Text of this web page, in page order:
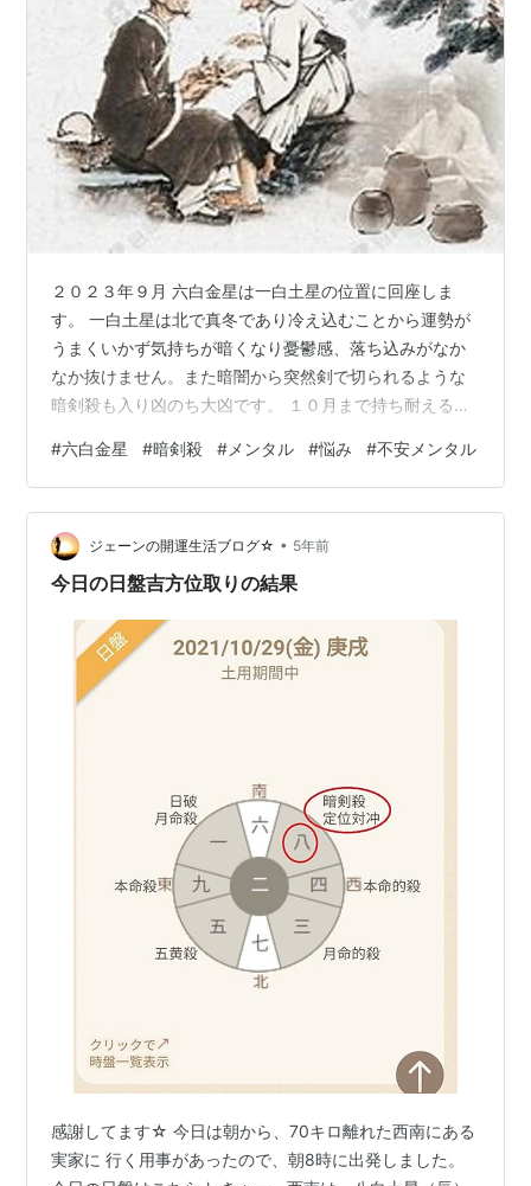
２０２３年９月 六白金星は一白土星の位置に回座しま
す。 一白土星は北で真冬であり冷え込むことから運勢が
うまくいかず気持ちが暗くなり憂鬱感、落ち込みがなか
なか抜けません。また暗闇から突然剣で切られるような
暗剣殺も入り凶のち大凶です。 １０月まで持ち耐えるた
こで六白金星の人たちが少しでも精神的に楽になれるよ
うな漢方薬を紹介していきます。①逍遥散 まじめで親分
肌の六白金星さんは自分の計画した通り、段取りがうま
くいかないとダメージを受けやすいです。 肝は体全体の
気の流れを調節する器官ですが、怒傷肝といわれ思い通
#六白金星 #暗剣殺 # メンタル #悩み #不安メンタル
ジェーンの開運生活ブログ☆ • 5年前
今日の日盤吉方位取りの結果
感謝してます☆ 今日は朝から、70キロ離れた西南にある
実家に 行く用事があったので、朝8時に出発しました。